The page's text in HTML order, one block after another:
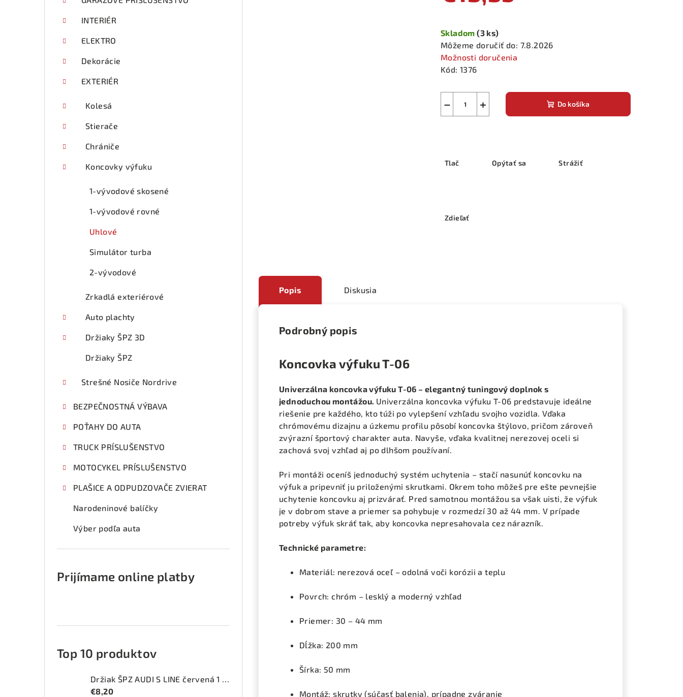
INTERIÉR
ELEKTRO
Dekorácie
EXTERIÉR
Kolesá
Stierače
Chrániče
Koncovky výfuku
1-vývodové skosené
1-vývodové rovné
Uhlové
Simulátor turba
2-vývodové
Zrkadlá exteriérové
Auto plachty
Držiaky ŠPZ 3D
Držiaky ŠPZ
Strešné Nosiče Nordrive
BEZPEČNOSTNÁ VÝBAVA
POŤAHY DO AUTA
TRUCK PRÍSLUŠENSTVO
MOTOCYKEL PRÍSLUŠENSTVO
PLAŠICE A ODPUDZOVAČE ZVIERAT
Narodeninové balíčky
Výber podľa auta
Prijímame online platby
Top 10 produktov
Držiak ŠPZ AUDI S LINE červená 1 pár
€8,20
cena:
Skladom(3 ks)
Môžeme doručiť do: 7.8.2026
Možnosti doručenia
Kód: 1376
+
− Do košíka
Tlač Opýtať sa Strážiť
Zdieľať
Popis Diskusia
Podrobný popis
Koncovka výfuku T-06
Univerzálna koncovka výfuku T-06 – elegantný tuningový doplnok s
jednoduchou montážou. Univerzálna koncovka výfuku T-06 predstavuje ideálne
riešenie pre každého, kto túži po vylepšení vzhľadu svojho vozidla. Vďaka
chrómovému dizajnu a úzkemu profilu pôsobí koncovka štýlovo, pričom zároveň
zvýrazní športový charakter auta. Navyše, vďaka kvalitnej nerezovej oceli si
zachová svoj vzhľad aj po dlhšom používaní.
Pri montáži oceníš jednoduchý systém uchytenia – stačí nasunúť koncovku na
výfuk a pripevniť ju priloženými skrutkami. Okrem toho môžeš pre ešte pevnejšie
uchytenie koncovku aj prizvárať. Pred samotnou montážou sa však uisti, že výfuk
je v dobrom stave a priemer sa pohybuje v rozmedzí 30 až 44 mm. V prípade
potreby výfuk skráť tak, aby koncovka nepresahovala cez nárazník.
Technické parametre:
Materiál: nerezová oceľ – odolná voči korózii a teplu
Povrch: chróm – lesklý a moderný vzhľad
Priemer: 30 – 44 mm
Dĺžka: 200 mm
Šírka: 50 mm
Montáž: skrutky (súčasť balenia), prípadne zváranie